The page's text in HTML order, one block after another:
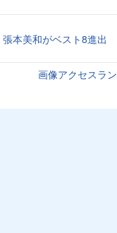
本美和がベスト8進出
画像アクセスラ